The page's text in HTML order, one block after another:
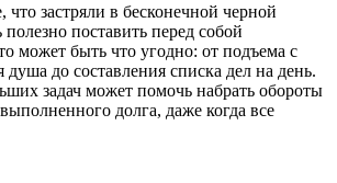
что застряли в бесконечной черной
поставить перед собой
может быть что угодно: от подъема с
до составления списка дел на день.
задач может помочь набрать обороты
долга, даже когда все